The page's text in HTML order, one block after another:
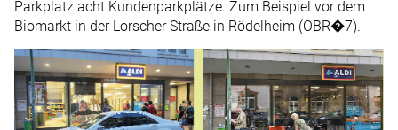
Parkplatz acht Kundenparkplätze. Zum Beispiel vor dem
Biomarkt in der Lorscher Straße in Rödelheim (OBR�7).